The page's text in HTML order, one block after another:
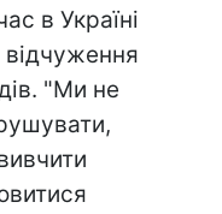
в Україні
відчуження
"Ми не